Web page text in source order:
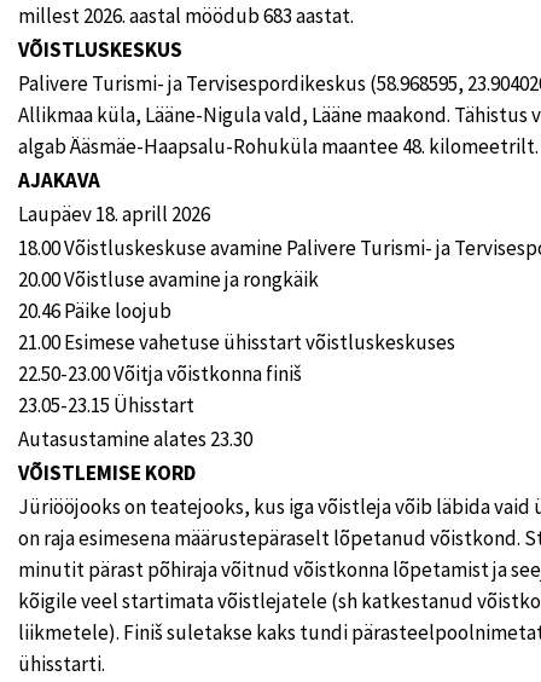
millest 2026. aastal möödub 683 aastat.
VÕISTLUSKESKUS
Palivere Turismi- ja Tervisespordikeskus (58.968595,
Allikmaa küla, Lääne-Nigula vald, Lääne maakond. Tähistus
algab Ääsmäe-Haapsalu-Rohuküla maantee 48. kilomeetrilt.
AJAKAVA
Laupäev 18. aprill 2026
18.00 Võistluskeskuse avamine Palivere Turismi- ja
20.00 Võistluse avamine ja rongkäik
20.46 Päike loojub
21.00 Esimese vahetuse ühisstart võistluskeskuses
22.50-23.00 Võitja võistkonna finiš
23.05-23.15 Ühisstart
Autasustamine alates 23.30
VÕISTLEMISE KORD
Jüriööjooks on teatejooks, kus iga võistleja võib läbida vaid
on raja esimesena määrustepäraselt lõpetanud võistkond.
minutit pärast põhiraja võitnud võistkonna lõpetamist ja
kõigile veel startimata võistlejatele (sh katkestanud
liikmetele). Finiš suletakse kaks tundi
ühisstarti.